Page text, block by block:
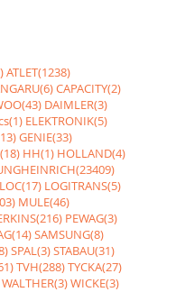
ATLET(1238)
CAPACITY(2)
DAIMLER(3)
ELEKTRONIK(5)
GENIE(33)
HH(1) HOLLAND(4)
LOC(17) LOGITRANS(5)
MULE(46)
PEWAG(3)
SAMSUNG(8)
SPAL(3)STABAU(31)
TVH(288)TYCKA(27)
WALTHER(3)WICKE(3)